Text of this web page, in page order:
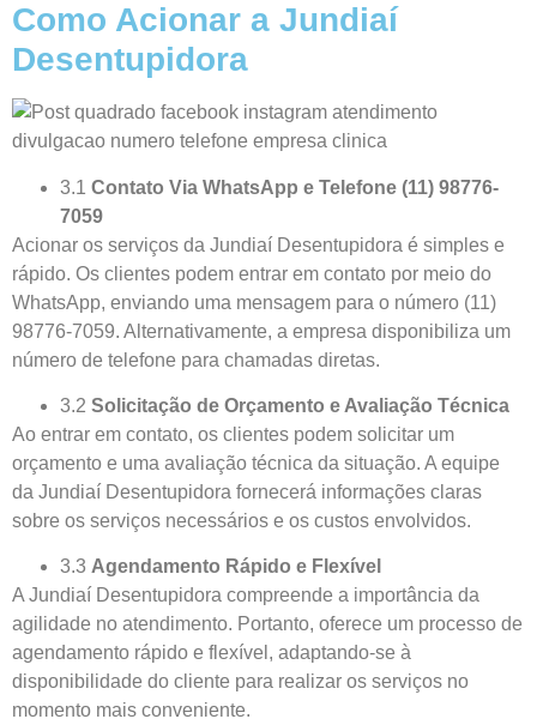
Como Acionar a Jundiaí
Desentupidora
3.1 Contato Via WhatsApp e Telefone (11) 98776-
7059
Acionar os serviços da Jundiaí Desentupidora é simples e
rápido. Os clientes podem entrar em contato por meio do
WhatsApp, enviando uma mensagem para o número (11)
98776-7059. Alternativamente, a empresa disponibiliza um
número de telefone para chamadas diretas.
3.2 Solicitação de Orçamento e Avaliação Técnica
Ao entrar em contato, os clientes podem solicitar um
orçamento e uma avaliação técnica da situação. A equipe
da Jundiaí Desentupidora fornecerá informações claras
sobre os serviços necessários e os custos envolvidos.
3.3 Agendamento Rápido e Flexível
A Jundiaí Desentupidora compreende a importância da
agilidade no atendimento. Portanto, oferece um processo de
agendamento rápido e flexível, adaptando-se à
disponibilidade do cliente para realizar os serviços no
momento mais conveniente.